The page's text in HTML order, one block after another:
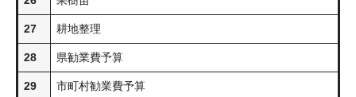
27 耕地整理
28 県勧業費予算
29 市町村勧業費予算